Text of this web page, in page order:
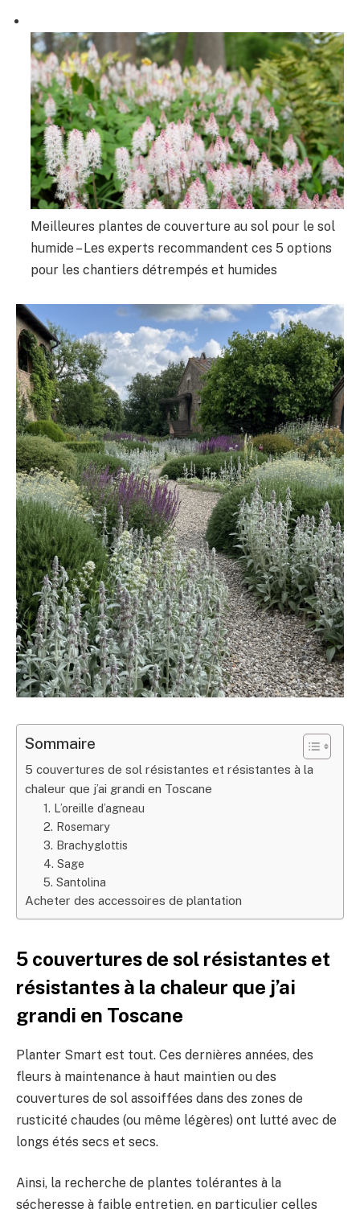
Meilleures plantes de couverture au sol pour le sol
humide – Les experts recommandent ces 5 options
pour les chantiers détrempés et humides
Sommaire
5 couvertures de sol résistantes et résistantes à la
chaleur que j’ai grandi en Toscane
1. L’oreille d’agneau
2. Rosemary
3. Brachyglottis
4. Sage
5. Santolina
Acheter des accessoires de plantation
5 couvertures de sol résistantes et
résistantes à la chaleur que j’ai
grandi en Toscane
Planter Smart est tout. Ces dernières années, des
fleurs à maintenance à haut maintien ou des
couvertures de sol assoiffées dans des zones de
rusticité chaudes (ou même légères) ont lutté avec de
longs étés secs et secs.
Ainsi, la recherche de plantes tolérantes à la
sécheresse à faible entretien, en particulier celles